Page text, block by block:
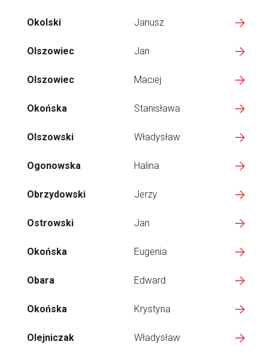
Okolski Janusz
Olszowiec Jan
Olszowiec Maciej
Okońska Stanisława
Olszowski Władysław
Ogonowska Halina
Obrzydowski Jerzy
Ostrowski Jan
Okońska Eugenia
Obara Edward
Okońska Krystyna
Olejniczak Władysław